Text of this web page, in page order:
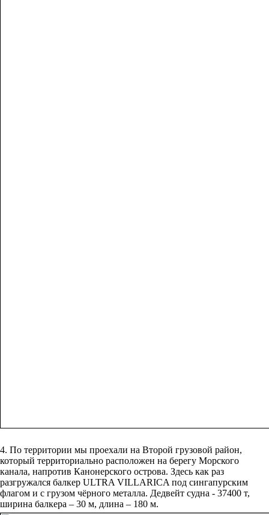
4. По территории мы проехали на Второй грузовой район,
который территориально расположен на берегу Морского
канала, напротив Канонерского острова. Здесь как раз
разгружался балкер ULTRA VILLARICA под сингапурским
флагом и с грузом чёрного металла. Дедвейт судна - 37400 т,
ширина балкера – 30 м, длина – 180 м.